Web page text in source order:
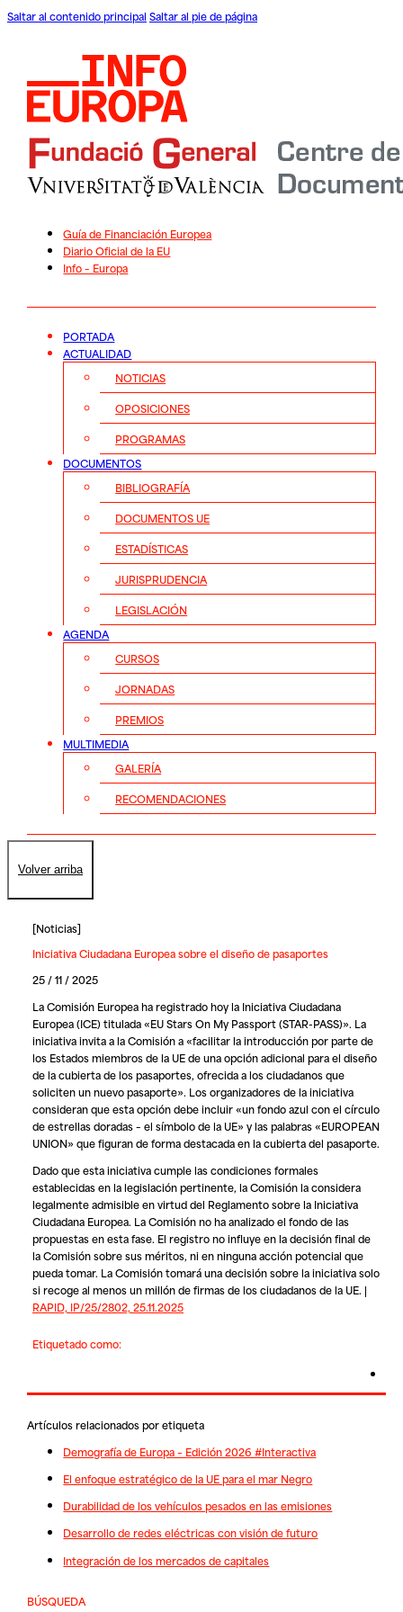
Saltar al contenido principal Saltar al pie de página
Guía de Financiación Europea
Diario Oficial de la EU
Info – Europa
PORTADA
ACTUALIDAD
NOTICIAS
OPOSICIONES
PROGRAMAS
DOCUMENTOS
BIBLIOGRAFÍA
DOCUMENTOS UE
ESTADÍSTICAS
JURISPRUDENCIA
LEGISLACIÓN
AGENDA
CURSOS
JORNADAS
PREMIOS
MULTIMEDIA
GALERÍA
RECOMENDACIONES
Volver arriba
[Noticias]
Iniciativa Ciudadana Europea sobre el diseño de pasaportes
25 / 11 / 2025
La Comisión Europea ha registrado hoy la Iniciativa Ciudadana
Europea (ICE) titulada «EU Stars On My Passport (STAR-PASS)». La
iniciativa invita a la Comisión a «facilitar la introducción por parte de
los Estados miembros de la UE de una opción adicional para el diseño
de la cubierta de los pasaportes, ofrecida a los ciudadanos que
soliciten un nuevo pasaporte». Los organizadores de la iniciativa
consideran que esta opción debe incluir «un fondo azul con el círculo
de estrellas doradas – el símbolo de la UE» y las palabras «EUROPEAN
UNION» que figuran de forma destacada en la cubierta del pasaporte.
Dado que esta iniciativa cumple las condiciones formales
establecidas en la legislación pertinente, la Comisión la considera
legalmente admisible en virtud del Reglamento sobre la Iniciativa
Ciudadana Europea. La Comisión no ha analizado el fondo de las
propuestas en esta fase. El registro no influye en la decisión final de
la Comisión sobre sus méritos, ni en ninguna acción potencial que
pueda tomar. La Comisión tomará una decisión sobre la iniciativa solo
si recoge al menos un millón de firmas de los ciudadanos de la UE. |
RAPID, IP/25/2802, 25.11.2025
Etiquetado como:
Artículos relacionados por etiqueta
Demografía de Europa – Edición 2026 #Interactiva
El enfoque estratégico de la UE para el mar Negro
Durabilidad de los vehículos pesados en las emisiones
Desarrollo de redes eléctricas con visión de futuro
Integración de los mercados de capitales
BÚSQUEDA